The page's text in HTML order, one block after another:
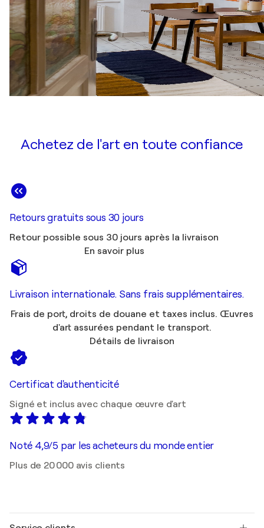
Achetez de l'art en toute confiance
Retours gratuits sous 30 jours
Retour possible sous 30 jours après la livraison
En savoir plus
Livraison internationale. Sans frais supplémentaires.
Frais de port, droits de douane et taxes inclus. Œuvres
d'art assurées pendant le transport.
Détails de livraison
Certificat d'authenticité
Signé et inclus avec chaque œuvre d'art
Noté 4,9/5 par les acheteurs du monde entier
Plus de 20 000 avis clients